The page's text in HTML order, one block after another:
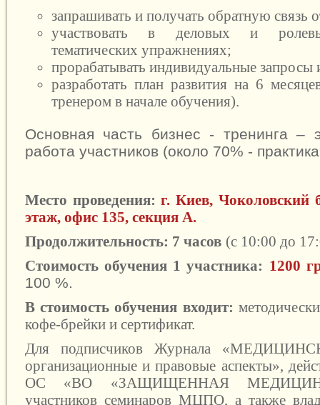
запрашивать и получать обратную связь
участвовать в деловых и
тематических упражнениях;
прорабатывать индивидуальные запросы
разработать план развития на 6
тренером в начале обучения).
Основная часть бизнес - тренинга –
работа участников (около 70% -
Место проведения: г. Киев, Чоколовский
этаж, офис 135, секция А.
Продолжительность: 7 часов (с 10:00 до
Стоимость обучения 1 участника: 1200
100 %.
В стоимость обучения входит:
кофе-брейки и сертификат.
Для подписчиков Журнала
организационные и правовые аспекты»,
ОС «ВО «ЗАЩИЩЕННАЯ
участников семинаров МЦПО, а также